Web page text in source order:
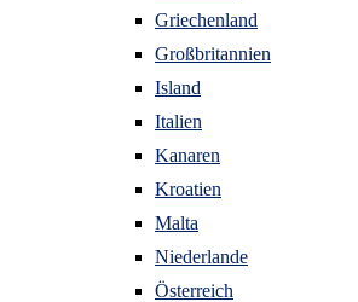
Griechenland
Großbritannien
Island
Italien
Kanaren
Kroatien
Malta
Niederlande
Österreich